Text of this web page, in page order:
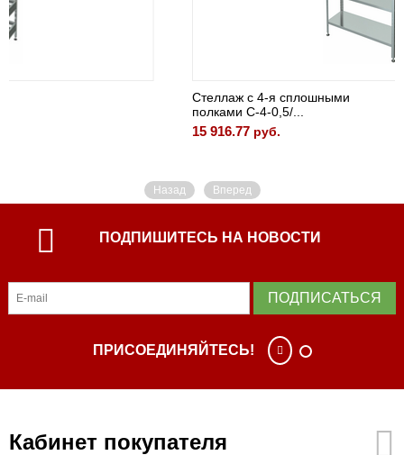
Стеллаж с 4-я сплошными
Назад Вперед
ПОДПИШИТЕСЬ НА НОВОСТИ
ПОДПИСАТЬСЯ
ПРИСОЕДИНЯЙТЕСЬ!
Кабинет покупателя